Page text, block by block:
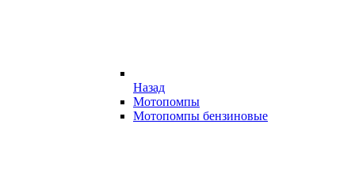
Назад
Мотопомпы
Мотопомпы бензиновые